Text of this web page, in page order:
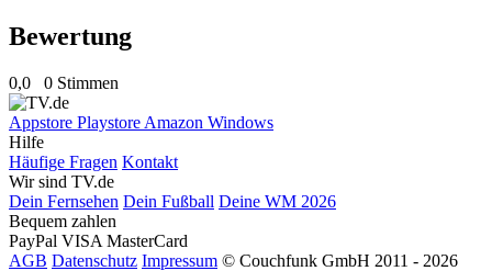
Bewertung
0,0 0 Stimmen
Appstore Playstore Amazon Windows
Hilfe
Häufige Fragen Kontakt
Wir sind TV.de
Dein Fernsehen Dein Fußball Deine WM 2026
Bequem zahlen
PayPal VISA MasterCard
AGB Datenschutz Impressum © Couchfunk GmbH 2011 - 2026